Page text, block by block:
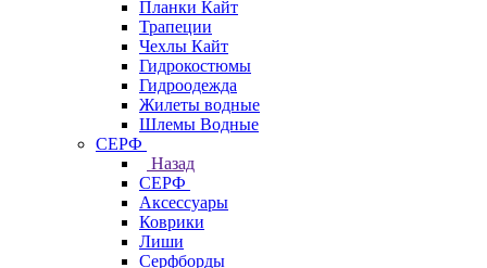
Планки Кайт
Трапеции
Чехлы Кайт
Гидрокостюмы
Гидроодежда
Жилеты водные
Шлемы Водные
СЕРФ
Назад
СЕРФ
Аксессуары
Коврики
Лиши
Серфборды